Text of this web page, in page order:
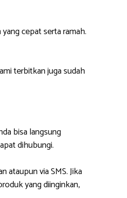
cepat serta ramah.
terbitkan juga sudah
bisa langsung
dihubungi.
via SMS. Jika
yang diinginkan,